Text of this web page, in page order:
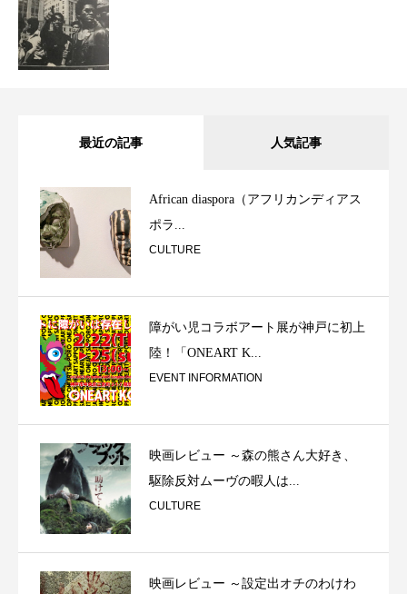
最近の記事 人気記事
African diaspora（アフリカンディアス
ポラ...
CULTURE
障がい児コラボアート展が神戸に初上
陸！「ONEART K...
EVENT INFORMATION
映画レビュー ～森の熊さん大好き、
駆除反対ムーヴの暇人は...
CULTURE
映画レビュー ～設定出オチのわけわ